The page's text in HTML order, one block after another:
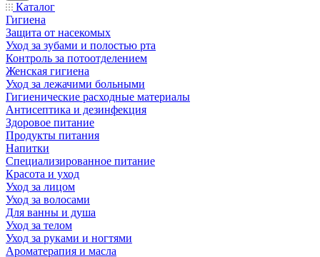
Каталог
Гигиена
Защита от насекомых
Уход за зубами и полостью рта
Контроль за потоотделением
Женская гигиена
Уход за лежачими больными
Гигиенические расходные материалы
Антисептика и дезинфекция
Здоровое питание
Продукты питания
Напитки
Специализированное питание
Красота и уход
Уход за лицом
Уход за волосами
Для ванны и душа
Уход за телом
Уход за руками и ногтями
Ароматерапия и масла